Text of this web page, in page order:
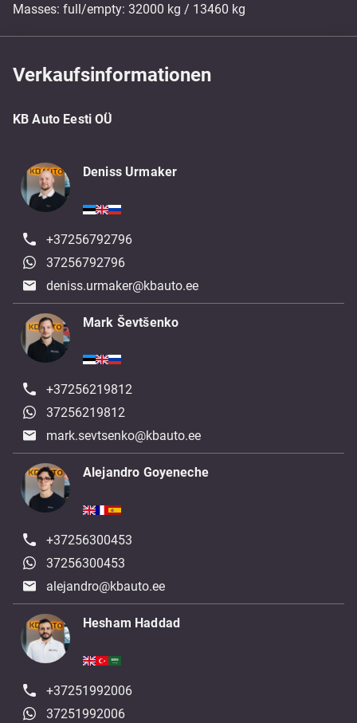
Masses: full/empty: 32000 kg / 13460 kg
Verkaufsinformationen
KB Auto Eesti OÜ
Deniss Urmaker
+37256792796
37256792796
deniss.urmaker@kbauto.ee
Mark Ševtšenko
+37256219812
37256219812
mark.sevtsenko@kbauto.ee
Alejandro Goyeneche
+37256300453
37256300453
alejandro@kbauto.ee
Hesham Haddad
+37251992006
37251992006